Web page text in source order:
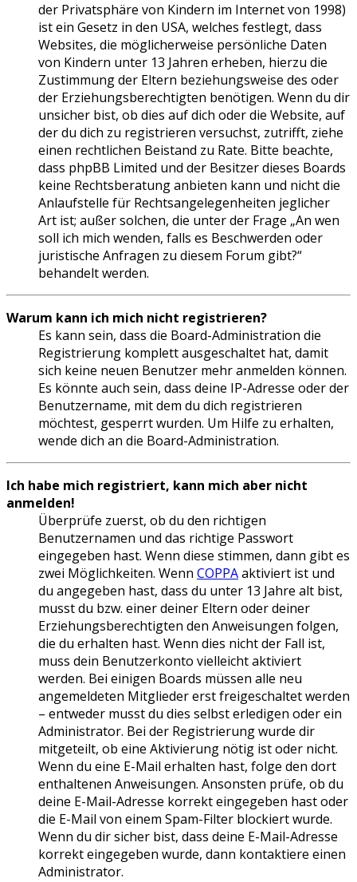
der Privatsphäre von Kindern im Internet von 1998)
ist ein Gesetz in den USA, welches festlegt, dass
Websites, die möglicherweise persönliche Daten
von Kindern unter 13 Jahren erheben, hierzu die
Zustimmung der Eltern beziehungsweise des oder
der Erziehungsberechtigten benötigen. Wenn du dir
unsicher bist, ob dies auf dich oder die Website, auf
der du dich zu registrieren versuchst, zutrifft, ziehe
einen rechtlichen Beistand zu Rate. Bitte beachte,
dass phpBB Limited und der Besitzer dieses Boards
keine Rechtsberatung anbieten kann und nicht die
Anlaufstelle für Rechtsangelegenheiten jeglicher
Art ist; außer solchen, die unter der Frage „An wen
soll ich mich wenden, falls es Beschwerden oder
juristische Anfragen zu diesem Forum gibt?“
behandelt werden.
Warum kann ich mich nicht registrieren?
Es kann sein, dass die Board-Administration die
Registrierung komplett ausgeschaltet hat, damit
sich keine neuen Benutzer mehr anmelden können.
Es könnte auch sein, dass deine IP-Adresse oder der
Benutzername, mit dem du dich registrieren
möchtest, gesperrt wurden. Um Hilfe zu erhalten,
wende dich an die Board-Administration.
Ich habe mich registriert, kann mich aber nicht
anmelden!
Überprüfe zuerst, ob du den richtigen
Benutzernamen und das richtige Passwort
eingegeben hast. Wenn diese stimmen, dann gibt es
zwei Möglichkeiten. Wenn COPPAaktiviert ist und
du angegeben hast, dass du unter 13 Jahre alt bist,
musst du bzw. einer deiner Eltern oder deiner
Erziehungsberechtigten den Anweisungen folgen,
die du erhalten hast. Wenn dies nicht der Fall ist,
muss dein Benutzerkonto vielleicht aktiviert
werden. Bei einigen Boards müssen alle neu
angemeldeten Mitglieder erst freigeschaltet werden
– entweder musst du dies selbst erledigen oder ein
Administrator. Bei der Registrierung wurde dir
mitgeteilt, ob eine Aktivierung nötig ist oder nicht.
Wenn du eine E-Mail erhalten hast, folge den dort
enthaltenen Anweisungen. Ansonsten prüfe, ob du
deine E-Mail-Adresse korrekt eingegeben hast oder
die E-Mail von einem Spam-Filter blockiert wurde.
Wenn du dir sicher bist, dass deine E-Mail-Adresse
korrekt eingegeben wurde, dann kontaktiere einen
Administrator.